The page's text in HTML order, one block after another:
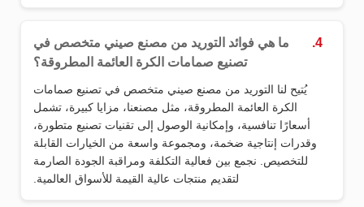
4.
ما هي فوائد التوريد من مصنع صيني متخصص في
تصنيع صمامات الكرة العائمة المطروقة؟
يُتيح لنا التوريد من مصنع صيني متخصص في تصنيع صمامات
الكرة العائمة المطروقة، مثل مصنعنا، مزايا كبيرة، تشمل
أسعارًا تنافسية، وإمكانية الوصول إلى تقنيات تصنيع متطورة،
وقدرات إنتاجية ضخمة، ومجموعة واسعة من الخيارات القابلة
للتخصيص. نجمع بين فعالية التكلفة ومراقبة الجودة الصارمة
لتقديم منتجات عالية القيمة للأسواق العالمية.